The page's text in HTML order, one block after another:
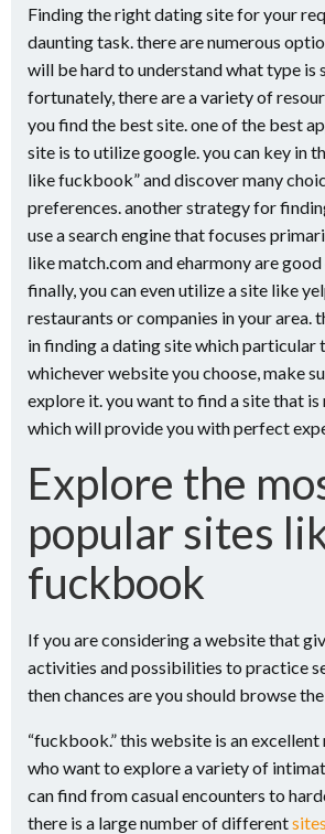
Finding the right dating site for your
daunting task. there are numerous
will be hard to understand what type is
fortunately, there are a variety of
you find the best site. one of the best
site is to utilize google. you can key in
like fuckbook” and discover many
preferences. another strategy for
use a search engine that focuses
like match.com and eharmony are
finally, you can even utilize a site like
restaurants or companies in your area.
in finding a dating site which particular
whichever website you choose, make
explore it. you want to find a site that is
which will provide you with perfect
Explore the
popular sites
fuckbook
If you are considering a website that
activities and possibilities to practice
then chances are you should browse
“fuckbook.” this website is an
who want to explore a variety of
can find from casual encounters to
there is a large number of different